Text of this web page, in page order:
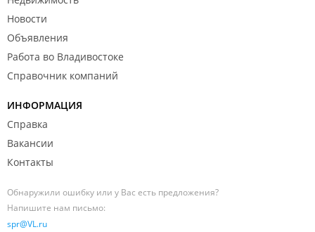
Новости
Объявления
Работа во Владивостоке
Справочник компаний
ИНФОРМАЦИЯ
Справка
Вакансии
Контакты
Обнаружили ошибку или у Вас есть предложения?
Напишите нам письмо:
spr@VL.ru